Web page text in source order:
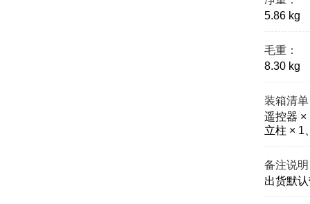
5.86 kg
毛重：
8.30 kg
装箱清
遥控器 ×
立柱 × 1
备注说
出货默